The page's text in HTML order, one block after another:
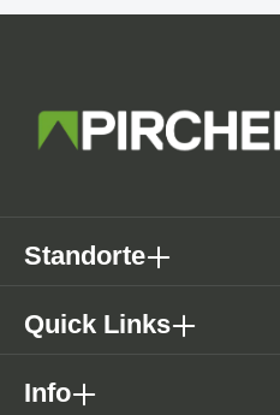
Standorte
Quick Links
Info